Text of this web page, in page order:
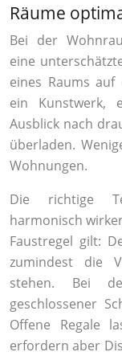
Räume
Bei der
eine
eines Raums
ein Kunstwerk,
Ausblick nach
überladen.
Wohnungen.
Die richtige
harmonisch
Faustregel gilt:
zumindest die
stehen. Bei
geschlossener
Offene Regale
erfordern aber